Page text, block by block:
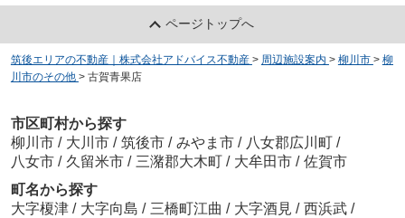
ページトップへ
筑後エリアの不動産｜株式会社アドバイス不動産 > 周辺施設案内 > 柳川市 > 柳
川市のその他 > 古賀青果店
市区町村から探す
柳川市 / 大川市 / 筑後市 / みやま市 / 八女郡広川町 /
八女市 / 久留米市 / 三潴郡大木町 / 大牟田市 / 佐賀市
町名から探す
大字榎津 / 大字向島 / 三橋町江曲 / 大字酒見 / 西浜武 /